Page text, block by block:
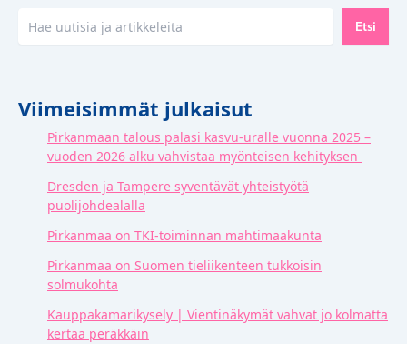
Etsi
Viimeisimmät julkaisut
Pirkanmaan talous palasi kasvu-uralle vuonna 2025 –
vuoden 2026 alku vahvistaa myönteisen kehityksen
Dresden ja Tampere syventävät yhteistyötä
puolijohdealalla
Pirkanmaa on TKI-toiminnan mahtimaakunta
Pirkanmaa on Suomen tieliikenteen tukkoisin
solmukohta
Kauppakamarikysely | Vientinäkymät vahvat jo kolmatta
kertaa peräkkäin